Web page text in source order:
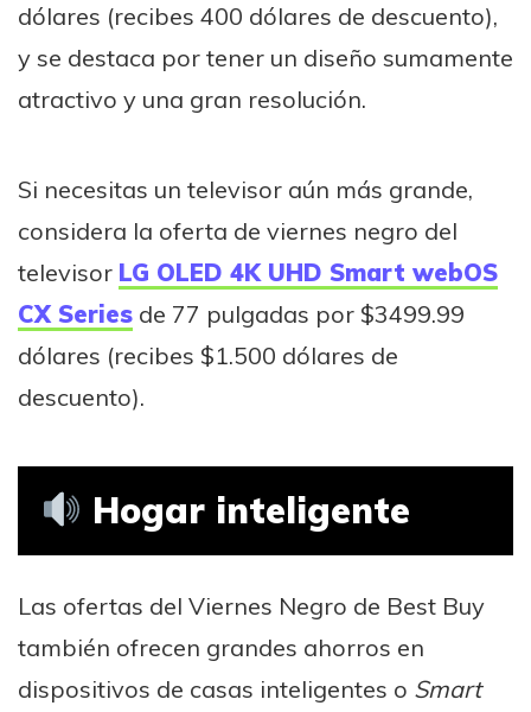
dólares (recibes 400 dólares de descuento),
y se destaca por tener un diseño sumamente
atractivo y una gran resolución.
Si necesitas un televisor aún más grande,
considera la oferta de viernes negro del
televisor LG OLED 4K UHD Smart webOS
CX Series de 77 pulgadas por $3499.99
dólares (recibes $1.500 dólares de
descuento).
Hogar inteligente
Las ofertas del Viernes Negro de Best Buy
también ofrecen grandes ahorros en
dispositivos de casas inteligentes o Smart